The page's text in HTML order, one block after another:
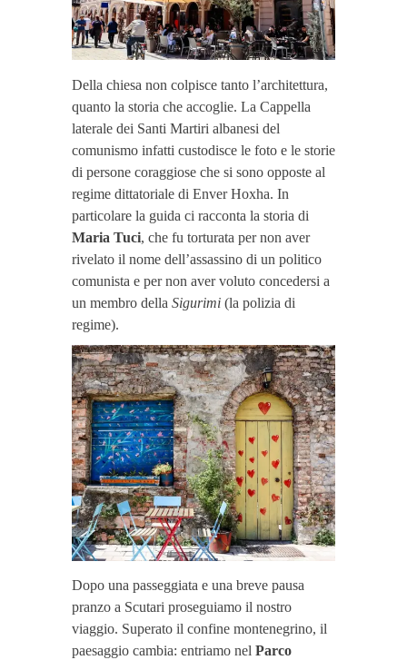
Della chiesa non colpisce tanto l’architettura,
quanto la storia che accoglie. La Cappella
laterale dei Santi Martiri albanesi del
comunismo infatti custodisce le foto e le storie
di persone coraggiose che si sono opposte al
regime dittatoriale di Enver Hoxha. In
particolare la guida ci racconta la storia di
Maria Tuci, che fu torturata per non aver
rivelato il nome dell’assassino di un politico
comunista e per non aver voluto concedersi a
un membro della Sigurimi (la polizia di
regime).
Dopo una passeggiata e una breve pausa
pranzo a Scutari proseguiamo il nostro
viaggio. Superato il confine montenegrino, il
paesaggio cambia: entriamo nel Parco